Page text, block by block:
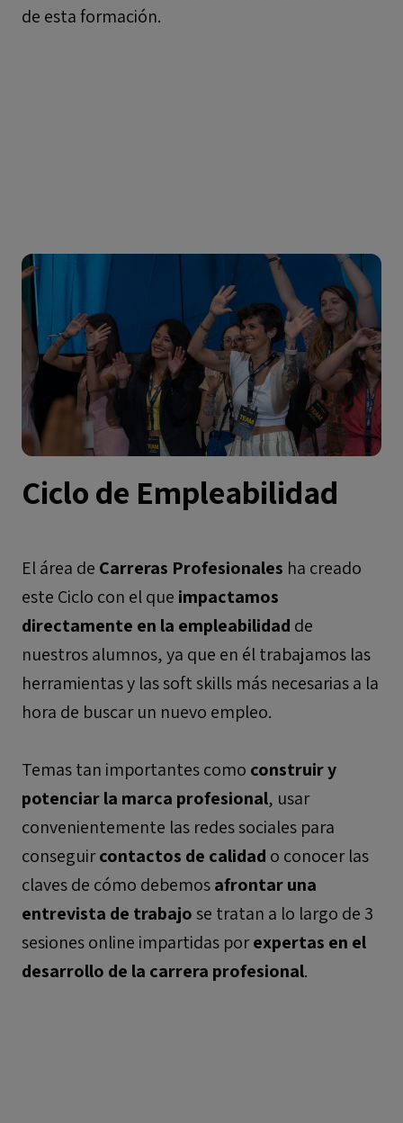
de esta formación.
Ciclo de Empleabilidad
El área de Carreras Profesionales ha creado
este Ciclo con el que impactamos
directamente en la empleabilidad de
nuestros alumnos, ya que en él trabajamos las
herramientas y las soft skills más necesarias a la
hora de buscar un nuevo empleo.
Temas tan importantes como construir y
potenciar la marca profesional, usar
convenientemente las redes sociales para
conseguircontactos de calidad o conocer las
claves de cómo debemosafrontar una
entrevista de trabajose tratan a lo largo de 3
sesiones online impartidas porexpertas en el
desarrollo de la carrera profesional.